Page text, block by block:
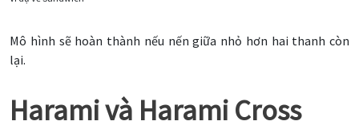
Mô hình sẽ hoàn thành nếu nến giữa nhỏ hơn hai thanh còn
lại.
Harami và Harami Cross